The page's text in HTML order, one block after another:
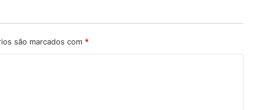
são marcados com *